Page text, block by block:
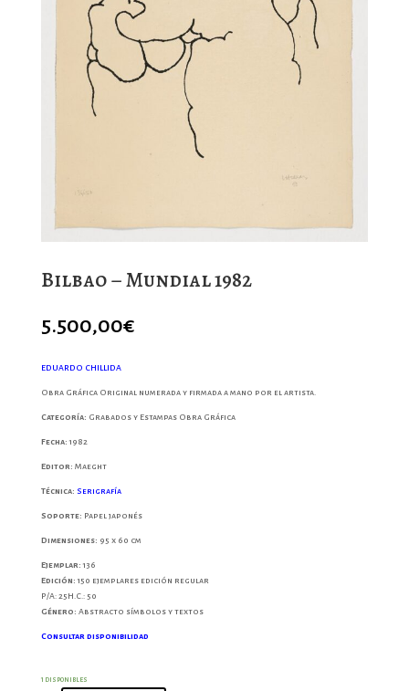
Bilbao – Mundial 1982
5.500,00€
EDUARDO CHILLIDA
Obra Gráfica Original numerada y firmada a mano por el artista.
Categoría: Grabados y Estampas Obra Gráfica
Fecha: 1982
Editor: Maeght
Técnica: Serigrafía
Soporte: Papel japonés
Dimensiones: 95 x 60 cm
Ejemplar: 136
Edición: 150 ejemplares edición regular
P/A: 25 H.C.: 50
Género: Abstracto símbolos y textos
Consultar disponibilidad
1 disponibles